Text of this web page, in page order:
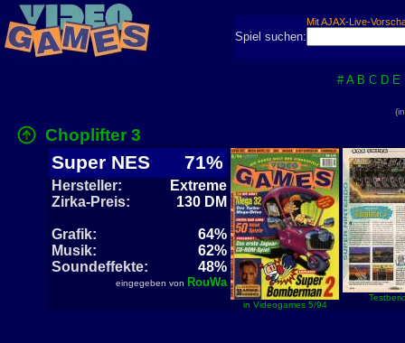
Mit AJAX-Live-
Spiel suchen:
# A B C D E
Choplifter 3
Super NES 71%
Hersteller:
Extreme
Zirka-Preis:
130 DM
Grafik:
64%
Musik:
62%
Soundeffekte:
48%
eingegeben von RouWa
in Videogames 5/94